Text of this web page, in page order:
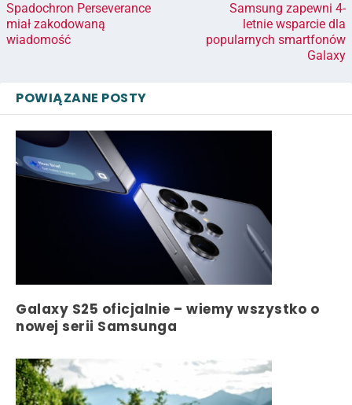
Spadochron Perseverance
miał zakodowaną
wiadomość
Samsung zapewni 4-
letnie wsparcie dla
popularnych smartfonów
Galaxy
POWIĄZANE POSTY
Galaxy S25 oficjalnie – wiemy wszystko o
nowej serii Samsunga